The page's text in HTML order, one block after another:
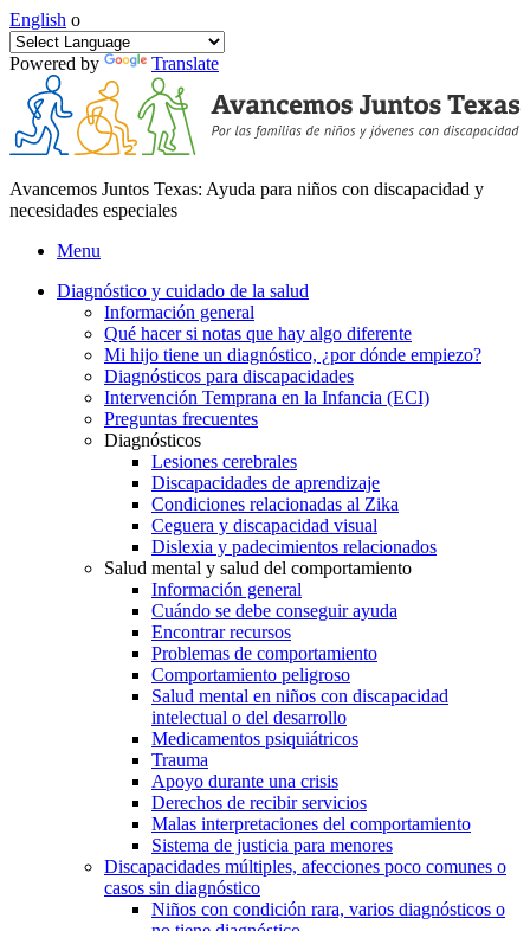
English o
Powered by Translate
Avancemos Juntos Texas: Ayuda para niños con discapacidad y
necesidades especiales
Menu
Diagnóstico y cuidado de la salud
Información general
Qué hacer si notas que hay algo diferente
Mi hijo tiene un diagnóstico, ¿por dónde empiezo?
Diagnósticos para discapacidades
Intervención Temprana en la Infancia (ECI)
Preguntas frecuentes
Diagnósticos
Lesiones cerebrales
Discapacidades de aprendizaje
Condiciones relacionadas al Zika
Ceguera y discapacidad visual
Dislexia y padecimientos relacionados
Salud mental y salud del comportamiento
Información general
Cuándo se debe conseguir ayuda
Encontrar recursos
Problemas de comportamiento
Comportamiento peligroso
Salud mental en niños con discapacidad
intelectual o del desarrollo
Medicamentos psiquiátricos
Trauma
Apoyo durante una crisis
Derechos de recibir servicios
Malas interpretaciones del comportamiento
Sistema de justicia para menores
Discapacidades múltiples, afecciones poco comunes o
casos sin diagnóstico
Niños con condición rara, varios diagnósticos o